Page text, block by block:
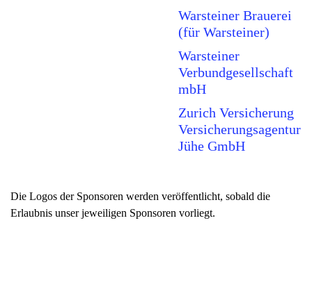
Warsteiner Brauerei
(für Warsteiner)
Warsteiner
Verbundgesellschaft
mbH
Zurich Versicherung
Versicherungsagentur
Jühe GmbH
Die Logos der Sponsoren werden veröffentlicht, sobald die
Erlaubnis unser jeweiligen Sponsoren vorliegt.